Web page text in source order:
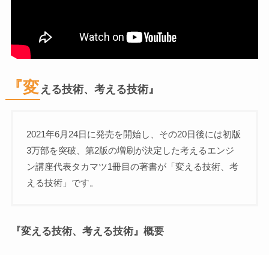
『変 える技術、考える技術』
2021年6月24日に発売を開始し、その20日後には初版
3万部を突破、第2版の増刷が決定した考えるエンジ
ン講座代表タカマツ1冊目の著書が「変える技術、考
える技術」です。
『変える技術、考える技術』概要